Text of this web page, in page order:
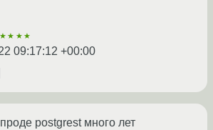
09:17:12 +00:00
postgrest много лет